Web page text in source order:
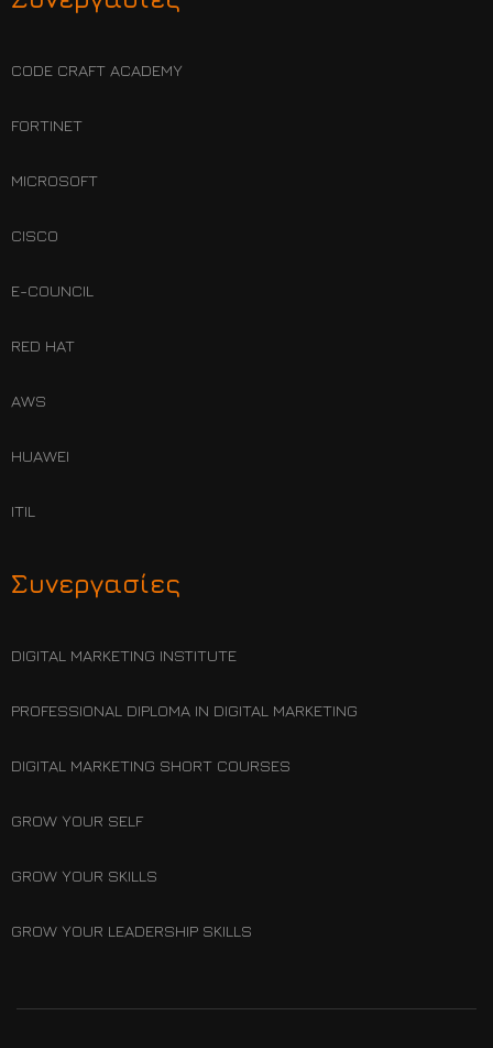
CODE CRAFT ACADEMY
FORTINET
MICROSOFT
CISCO
E-COUNCIL
RED HAT
AWS
HUAWEI
ITIL
Συνεργασίες
DIGITAL MARKETING INSTITUTE
PROFESSIONAL DIPLOMA IN DIGITAL MARKETING
DIGITAL MARKETING SHORT COURSES
GROW YOUR SELF
GROW YOUR SKILLS
GROW YOUR LEADERSHIP SKILLS